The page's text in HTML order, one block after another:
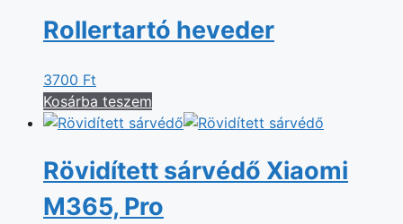
Rollertartó heveder
3700 Ft
Kosárba teszem
Rövidített sárvédő Xiaomi
M365, Pro